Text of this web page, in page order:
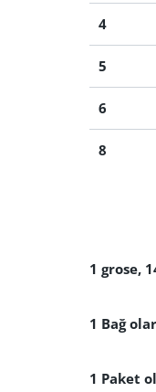
4
5
6
8
1 grose,
1 Bağ
1 Paket